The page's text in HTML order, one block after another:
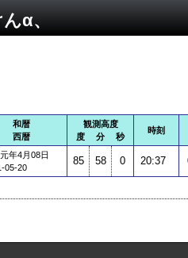
α、
和暦
西暦
観測高度
度 分 秒
時刻
年4月08日
05-20
85 58 0 20:37